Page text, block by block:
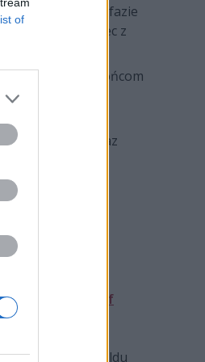
of we wczesnej fazie
mechanik (koniec z
pomagając obrońcom
pancerza i
premiuje teraz
punkt.
się teraz
wersji
League of
klasycznego buildu